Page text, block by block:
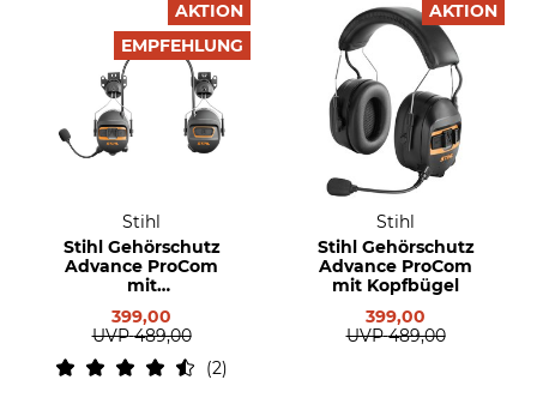
AKTION
EMPFEHLUNG
Stihl
Stihl Gehörschutz
Advance ProCom
mit
399,00
UVP 489,00
2
AKTION
Stihl
Stihl Gehörschutz
Advance ProCom
mit Kopfbügel
399,00
UVP 489,00